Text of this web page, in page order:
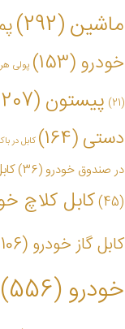
ماشین(292)
خودرو(153) پولی
(21) پیستون (207)
دستی(164) کابل در
در صندوق خودرو (36)
(45)
کابل کلاچ
کابل گاز خودرو (106)
خودرو(556)